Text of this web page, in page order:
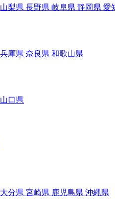
山梨県 長野県 岐阜県 静岡県 愛
兵庫県 奈良県 和歌山県
山口県
大分県 宮崎県 鹿児島県 沖縄県